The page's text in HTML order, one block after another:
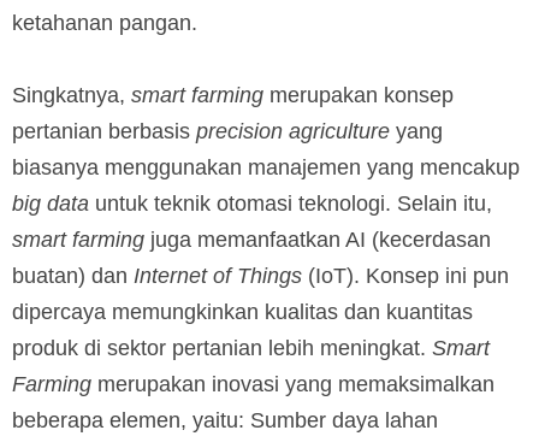
ketahanan pangan.
Singkatnya, smart farming merupakan konsep
pertanian berbasis precision agriculture yang
biasanya menggunakan manajemen yang mencakup
big data untuk teknik otomasi teknologi. Selain itu,
smart farming juga memanfaatkan AI (kecerdasan
buatan) dan Internet of Things (IoT). Konsep ini pun
dipercaya memungkinkan kualitas dan kuantitas
produk di sektor pertanian lebih meningkat. Smart
Farming merupakan inovasi yang memaksimalkan
beberapa elemen, yaitu: Sumber daya lahan